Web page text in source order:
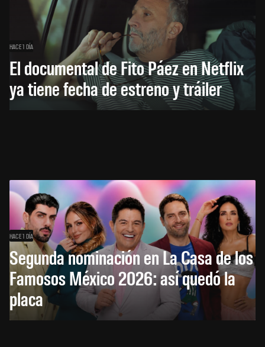
HACE 1 DÍA
El documental de Fito Páez en Netflix
ya tiene fecha de estreno y tráiler
HACE 1 DÍA
Segunda nominación en La Casa de los
Famosos México 2026: así quedó la
placa